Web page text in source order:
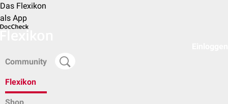
Das Flexikon
als App
Community
Flexikon